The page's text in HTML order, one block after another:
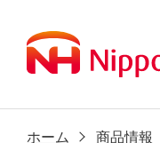
ホーム 商品情報